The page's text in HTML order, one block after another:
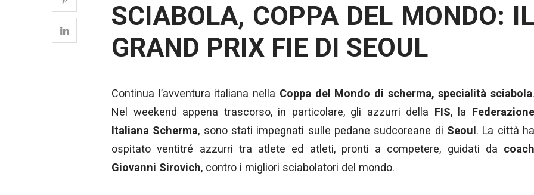
SCIABOLA, COPPA DEL MONDO: IL
GRAND PRIX FIE DI SEOUL
Continua l’avventura italiana nella Coppa del Mondo di scherma, specialità sciabola.
Nel weekend appena trascorso, in particolare, gli azzurri della FIS, la Federazione
Italiana Scherma, sono stati impegnati sulle pedane sudcoreane di Seoul. La città ha
ospitato ventitré azzurri tra atlete ed atleti, pronti a competere, guidati da coach
Giovanni Sirovich, contro i migliori sciabolatori del mondo.